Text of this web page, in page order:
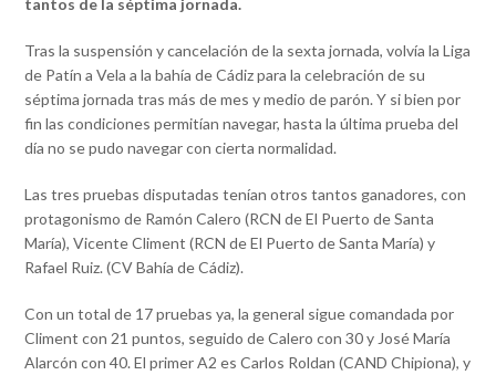
Tras la suspensión y cancelación de la sexta jornada, volvía la Liga
de Patín a Vela a la bahía de Cádiz para la celebración de su
séptima jornada tras más de mes y medio de parón. Y si bien por
fin las condiciones permitían navegar, hasta la última prueba del
día no se pudo navegar con cierta normalidad.
Las tres pruebas disputadas tenían otros tantos ganadores, con
protagonismo de Ramón Calero (RCN de El Puerto de Santa
María), Vicente Climent (RCN de El Puerto de Santa María) y
Rafael Ruiz. (CV Bahía de Cádiz).
Con un total de 17 pruebas ya, la general sigue comandada por
Climent con 21 puntos, seguido de Calero con 30 y José María
Alarcón con 40. El primer A2 es Carlos Roldan (CAND Chipiona), y